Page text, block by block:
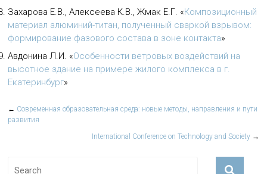
Захарова Е.В., Алексеева К.В., Жмак Е.Г. «Композиционный
материал алюминий-титан, полученный сваркой взрывом:
формирование фазового состава в зоне контакта»
Авдонина Л.И. «Особенности ветровых воздействий на
высотное здание на примере жилого комплекса в г.
Екатеринбург»
← Современная образовательная среда: новые методы, направления и пути
развития
International Conference on Technology and Society →